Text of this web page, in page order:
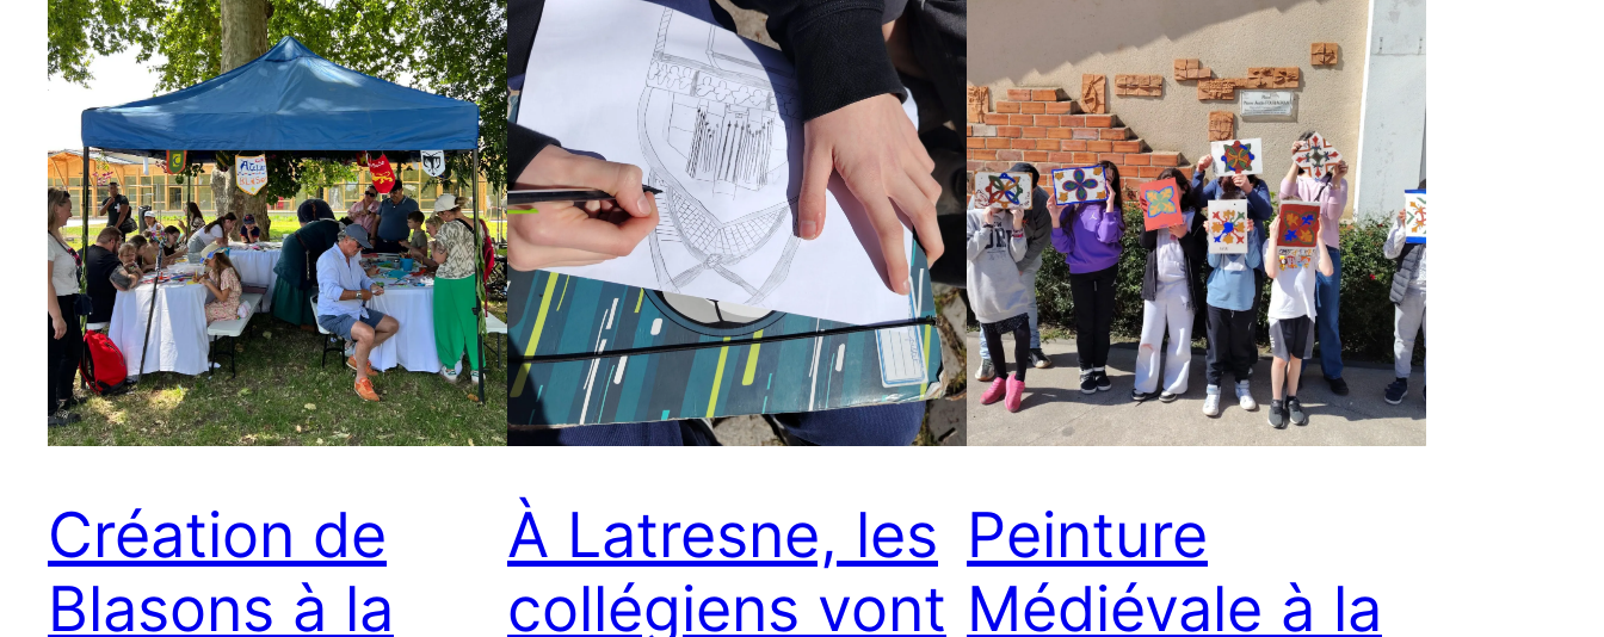
Création de
Blasons à la
À Latresne, les
collégiens vont
Peinture
Médiévale à la